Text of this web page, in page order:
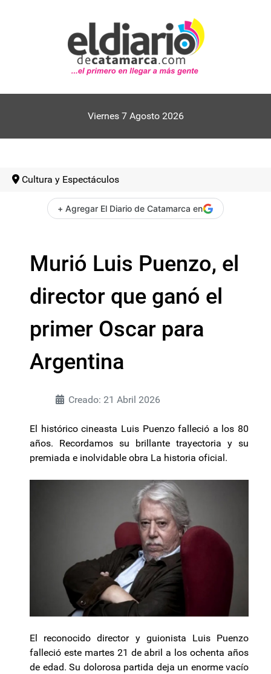
Viernes 7 Agosto 2026
Cultura y Espectáculos
+ Agregar El Diario de Catamarca en
Murió Luis Puenzo, el
director que ganó el
primer Oscar para
Argentina
Creado: 21 Abril 2026
El histórico cineasta Luis Puenzo falleció a los 80
años. Recordamos su brillante trayectoria y su
premiada e inolvidable obra La historia oficial.
El reconocido director y guionista Luis Puenzo
falleció este martes 21 de abril a los ochenta años
de edad. Su dolorosa partida deja un enorme vacío